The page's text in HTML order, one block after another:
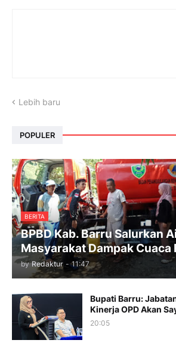
Lebih baru
POPULER
BERITA
BPBD Kab. Barru Salurkan
Masyarakat Dampak Cuaca
by Redaktur - 11:47
Bupati Barru:
Kinerja OPD Akan
20:05